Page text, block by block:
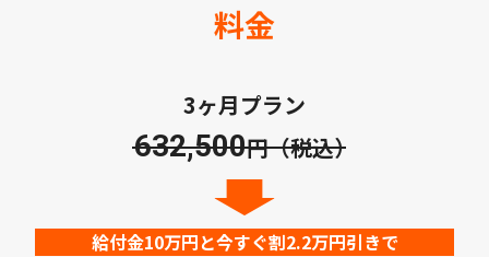
料金
3ヶ月プラン
632,500円（税込）
給付金10万円と今すぐ割2.2万円引きで